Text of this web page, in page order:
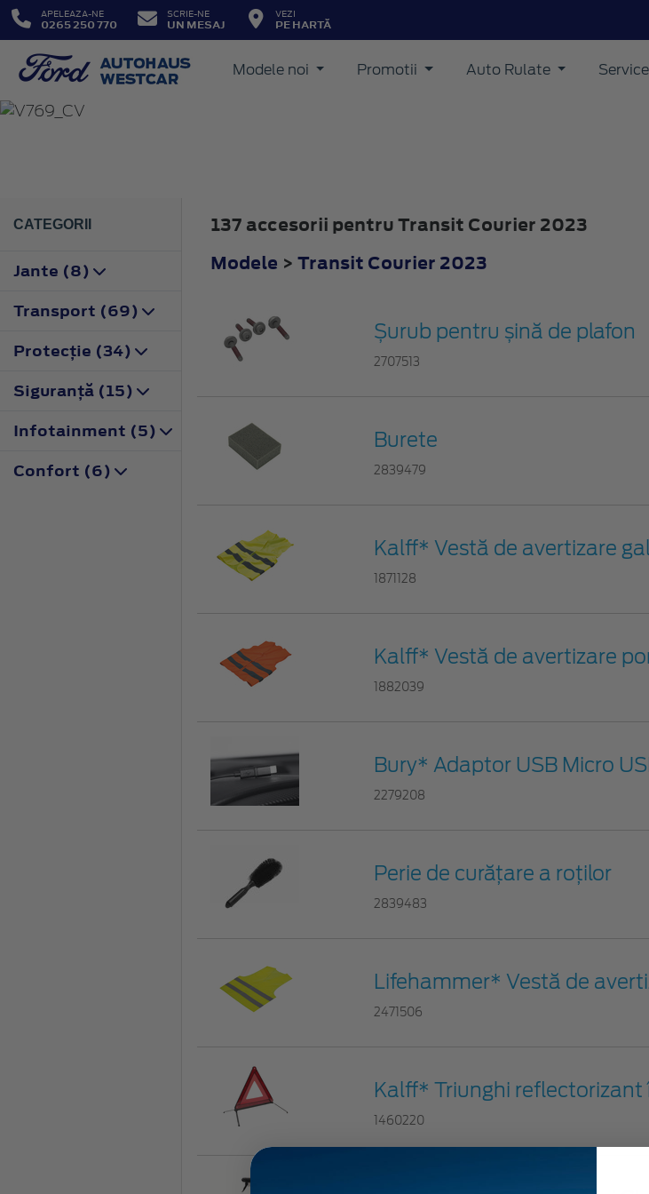
APELEAZA-NE
0265 250 770
SCRIE-NE
UN MESAJ
VEZI
PE HARTĂ
Modele noi Promotii Auto Rulate Service
TRANSIT COURIER
CATEGORII
Jante (8)
Transport (69)
Protecţie (34)
Siguranţă (15)
Infotainment (5)
Confort (6)
137 accesorii pentru Transit Courier 2023
Modele > Transit Courier 2023
Șurub pentru șină de plafon
2707513
Burete
2839479
Kalff* Vestă de avertizare
1871128
Kalff* Vestă de avertizare
1882039
Bury* Adaptor USB Micro
2279208
Perie de curățare a roților
2839483
Lifehammer* Vestă de
2471506
Kalff* Triunghi reflectorizant
1460220